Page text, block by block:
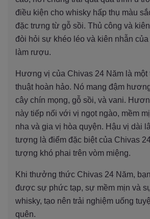
điều kiện cho whisky hấp thụ màu
đặc trưng từ gỗ sồi. Thủ công và
đòi hỏi sự khéo léo và kiên nhẫn
làm rượu.
Hương vị của Chivas 24 Năm là một
thuật hoàn hảo. Nó mang đậm
cây chín mọng, gỗ sồi, và vani.
này tiếp nối với vị ngọt ngào, mềm
nha và gia vị hòa quyện. Hậu vị dài
tượng là điểm đặc biệt của Chivas
tượng khó phai trên vòm miệng.
Khi thưởng thức Chivas 24 Năm,
được sự phức tạp, sự mềm mịn và
whisky, tạo nên trải nghiệm uống
quên.